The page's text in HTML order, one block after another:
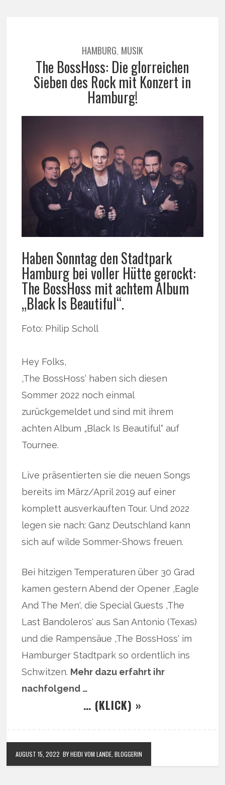
HAMBURG, MUSIK
The BossHoss: Die glorreichen
Sieben des Rock mit Konzert in
Hamburg!
Haben Sonntag den Stadtpark
Hamburg bei voller Hütte gerockt:
The BossHoss mit achtem Album
„Black Is Beautiful“.
Foto: Philip Scholl
Hey Folks,
‚The BossHoss‘ haben sich diesen
Sommer 2022 noch einmal
zurückgemeldet und sind mit ihrem
achten Album „Black Is Beautiful“ auf
Tournee.
Live präsentierten sie die neuen Songs
bereits im März/April 2019 auf einer
komplett ausverkauften Tour. Und 2022
legen sie nach: Ganz Deutschland kann
sich auf wilde Sommer-Shows freuen.
Bei hitzigen Temperaturen über 30 Grad
kamen gestern Abend der Opener ‚Eagle
And The Men‘, die Special Guests ‚The
Last Bandoleros‘ aus San Antonio (Texas)
und die Rampensäue ‚The BossHoss‘ im
Hamburger Stadtpark so ordentlich ins
Schwitzen. Mehr dazu erfahrt ihr
nachfolgend …
… (KLICK) »
AUGUST 15, 2022 BY HEIDI VOM LANDE, BLOGGERIN